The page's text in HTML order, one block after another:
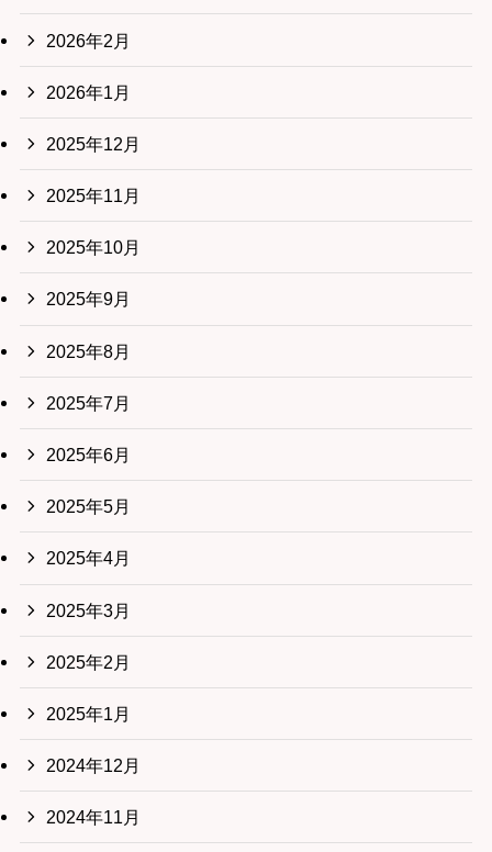
2026年2月
2026年1月
2025年12月
2025年11月
2025年10月
2025年9月
2025年8月
2025年7月
2025年6月
2025年5月
2025年4月
2025年3月
2025年2月
2025年1月
2024年12月
2024年11月